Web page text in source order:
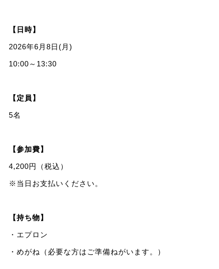
【日時】
2026年6月8日(月)
10:00～13:30
【定員】
5名
【参加費】
4,200円（税込）
※当日お支払いください。
【持ち物】
・エプロン
・めがね（必要な方はご準備ねがいます。）